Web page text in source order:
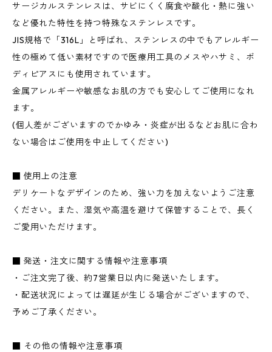
サージカルステンレスは、サビにくく腐食や酸化・熱に強い
など優れた特性を持つ特殊なステンレスです。
JIS規格で「316L」と呼ばれ、ステンレスの中でもアレルギー
性の極めて低い素材ですので医療用工具のメスやハサミ、ボ
ディピアスにも使用されています。
金属アレルギーや敏感なお肌の方でも安心してご使用になれ
ます。
(個人差がございますのでかゆみ・炎症が出るなどお肌に合わ
ない場合はご使用を中止してください)
■ 使用上の注意
デリケートなデザインのため、強い力を加えないようご注意
ください。また、湿気や高温を避けて保管することで、長く
ご愛用いただけます。
■ 発送・注文に関する情報や注意事項
・ご注文完了後、約7営業日以内に発送いたします。
・配送状況によっては遅延が生じる場合がございますので、
予めご了承ください。
■ その他の情報や注意事項